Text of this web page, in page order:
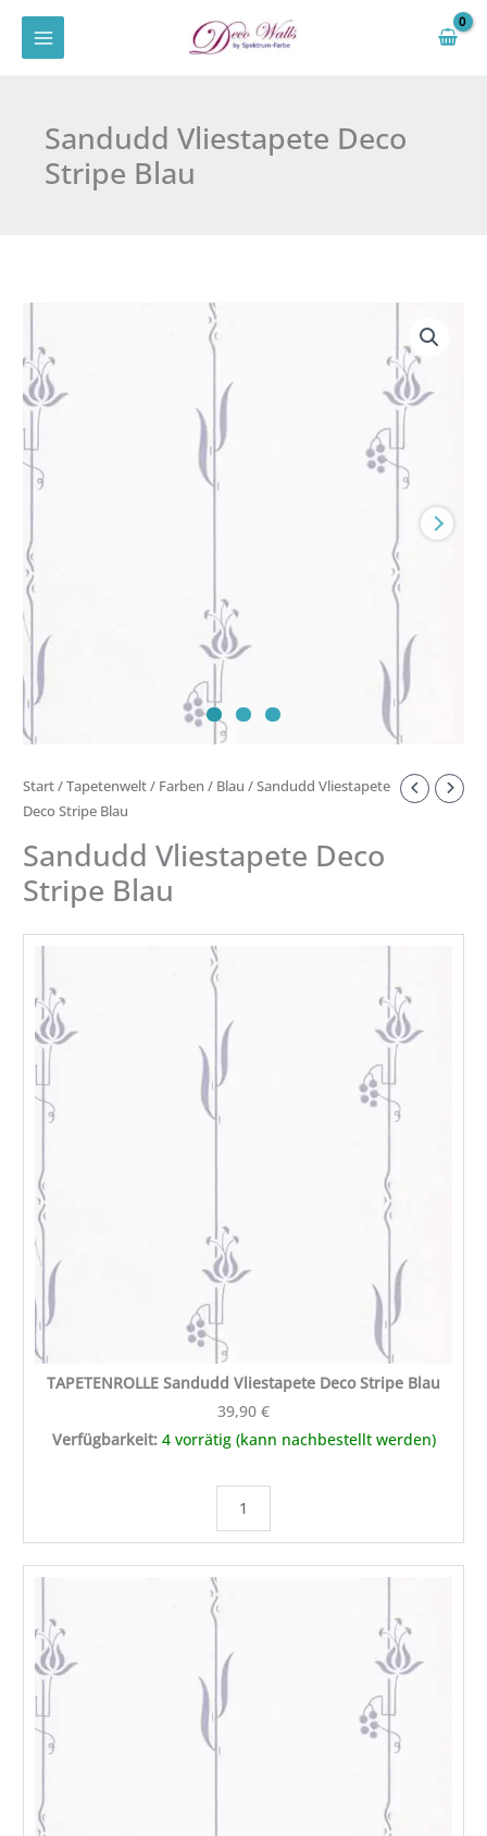
Zum
Inhalt
Sandudd Vliestapete Deco
Stripe Blau
Start/Tapetenwelt/ Farben / Blau / Sandudd Vliestapete
Deco Stripe Blau
Sandudd Vliestapete Deco
Stripe Blau
TAPETENROLLE Sandudd Vliestapete Deco Stripe Blau
39,90 €
Verfügbarkeit: 4 vorrätig (kann nachbestellt werden)
TAPETENROLLE
Sandudd
Deco
Blau
Menge
MUSTERSTÜCK
Sandudd
Deco
Blau
Menge